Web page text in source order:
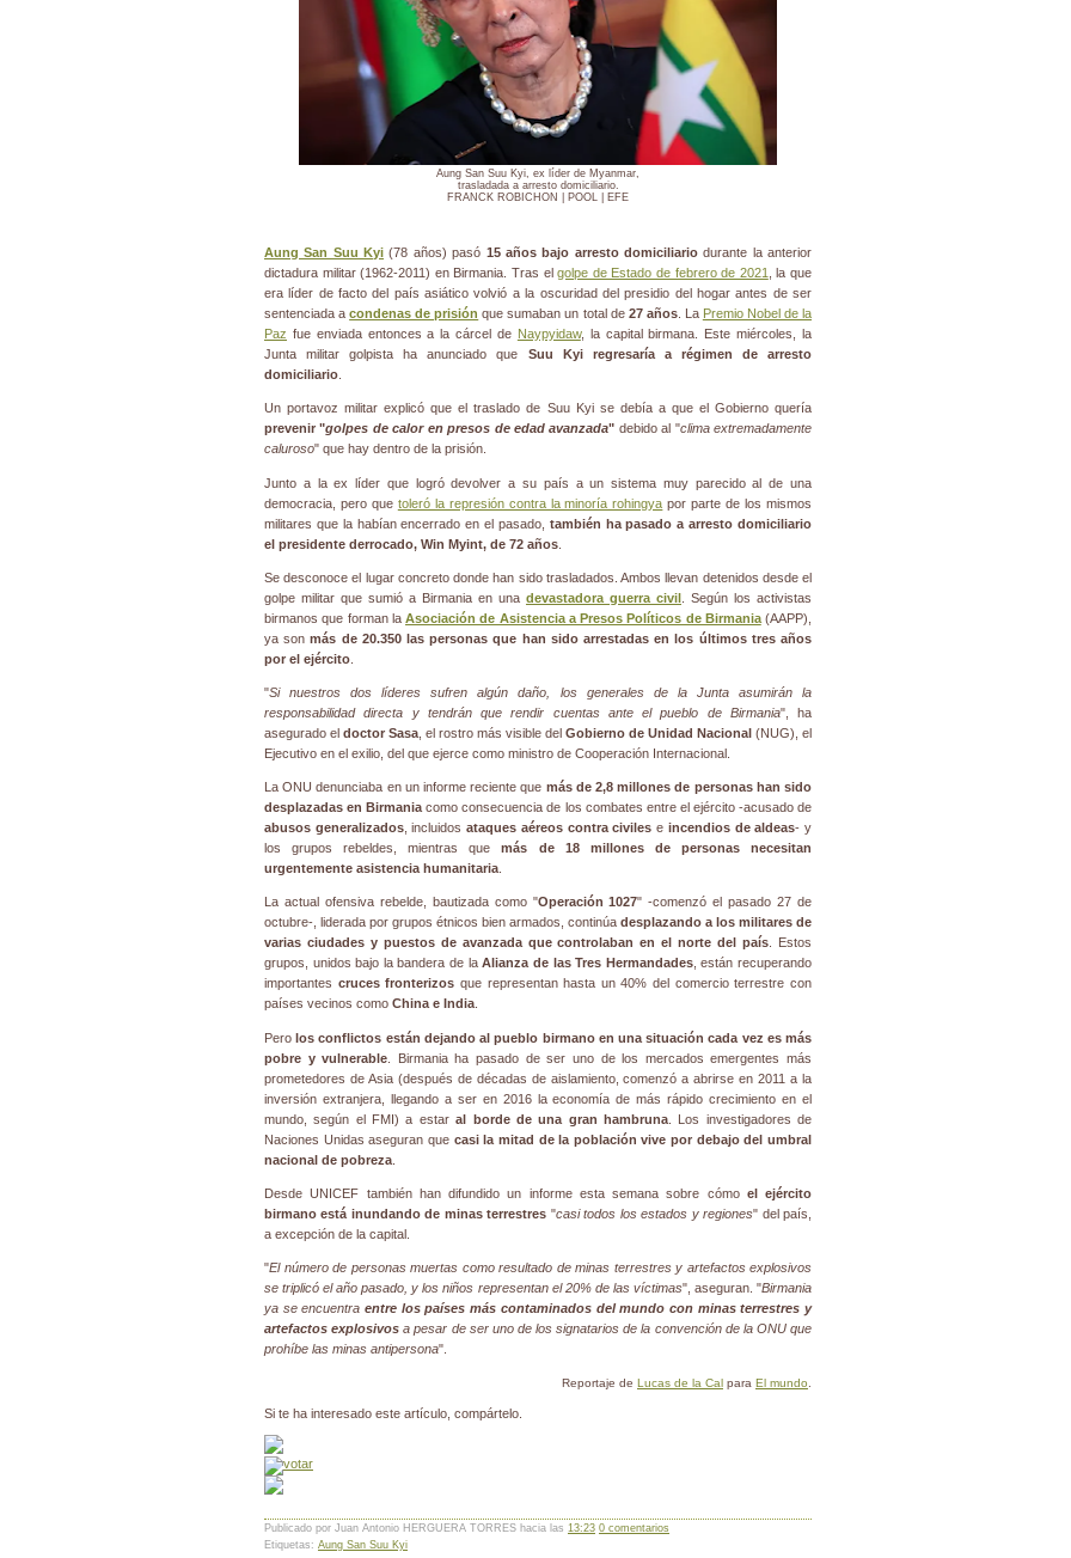
Aung San Suu Kyi, ex líder de Myanmar,
trasladada a arresto domiciliario.
FRANCK ROBICHON | POOL | EFE
Aung San Suu Kyi (78 años) pasó 15 años bajo arresto domiciliariodurante la anterior
dictadura militar (1962-2011) en Birmania. Tras elgolpe de Estado de febrero de 2021
, la que
era líder de facto del país asiático volvió a la oscuridad del presidio del hogar antes de ser
sentenciada acondenas de prisión que sumaban un total de 27 años. La Premio Nobel de la
Paz fue enviada entonces a la cárcel de Naypyidaw, la capital birmana. Este miércoles, la
Junta militar golpista ha anunciado que Suu Kyi regresaría a régimen de arresto
domiciliario
Un portavoz militar explicó que el traslado de Suu Kyi se debía a que el Gobierno quería
prevenir "golpes de calor en presos de edad avanzada" debido al "clima extremadamente
caluroso" que hay dentro de la prisión.
Junto a la ex líder que logró devolver a su país a un sistema muy parecido al de una
democracia, pero que toleró la represión contra la minoría rohingya por parte de los mismos
militares que la habían encerrado en el pasado, también ha pasado a arresto domiciliario
el presidente derrocado, Win Myint, de 72 años
Se desconoce el lugar concreto donde han sido trasladados. Ambos llevan detenidos desde el
golpe militar que sumió a Birmania en una devastadora guerra civil . Según los activistas
birmanos que forman la Asociación de Asistencia a Presos Políticos de Birmania(AAPP),
ya sonmás de 20.350 las personas que han sido arrestadas en los últimos tres años
por el ejército
"Si nuestros dos líderes sufren algún daño, los generales de la Junta asumirán la
responsabilidad directa y tendrán que rendir cuentas ante el pueblo de Birmania", ha
asegurado el doctor Sasa , el rostro más visible del Gobierno de Unidad Nacional (NUG), el
Ejecutivo en el exilio, del que ejerce como ministro de Cooperación Internacional.
La ONU denunciaba en un informe reciente que más de 2,8 millones de personas han sido
desplazadas en Birmania como consecuencia de los combates entre el ejército -acusado de
abusos generalizados, incluidosataques aéreos contra civiles e incendios de aldeas- y
los grupos rebeldes, mientras quemás de 18 millones de personas necesitan
urgentemente asistencia humanitaria
La actual ofensiva rebelde, bautizada como "Operación 1027" -comenzó el pasado 27 de
octubre-, liderada por grupos étnicos bien armados, continúa desplazando a los militares de
varias ciudades y puestos de avanzada que controlaban en el norte del país . Estos
grupos, unidos bajo la bandera de laAlianza de las Tres Hermandades, están recuperando
importantes cruces fronterizos que representan hasta un 40% del comercio terrestre con
países vecinos como China e India
Perolos conflictos están dejando al pueblo birmano en una situación cada vez es más
pobre y vulnerable . Birmania ha pasado de ser uno de los mercados emergentes más
prometedores de Asia (después de décadas de aislamiento, comenzó a abrirse en 2011 a la
inversión extranjera, llegando a ser en 2016 la economía de más rápido crecimiento en el
mundo, según el FMI) a estaral borde de una gran hambruna. Los investigadores de
Naciones Unidas aseguran que casi la mitad de la población vive por debajo del umbral
nacional de pobreza
Desde UNICEF también han difundido un informe esta semana sobre cómo el ejército
birmano está inundando de minas terrestres "casi todos los estados y regiones" del país,
a excepción de la capital.
"El número de personas muertas como resultado de minas terrestres y artefactos explosivos
se triplicó el año pasado, y los niños representan el 20% de las víctimas", aseguran. "Birmania
ya se encuentraentre los países más contaminados del mundo con minas terrestres y
artefactos explosivos a pesar de ser uno de los signatarios de la convención de la ONU que
prohíbe las minas antipersona".
Reportaje de Lucas de la Cal para El mundo
Si te ha interesado este artículo, compártelo.
Publicado por Juan Antonio HERGUERA TORRES hacia las 13:23 0 comentarios
Etiquetas: Aung San Suu Kyi